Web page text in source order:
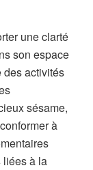
une clarté
son espace
des activités
sésame,
à
liées à la